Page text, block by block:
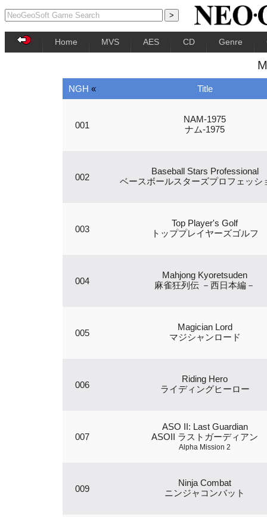
Home MVS AES CD Genre
NGH « Title
001
NAM-1975
ナム-1975
002
Baseball Stars Professional
ベースボールスターズプロフェッシ
003
Top Player's Golf
トッププレイヤーズゴルフ
004
Mahjong Kyoretsuden
麻雀狂列伝 －西日本編－
005
Magician Lord
マジシャンロード
006
Riding Hero
ライディングヒーロー
007
ASO II: Last Guardian
ASOII ラストガーディアン
Alpha Mission 2
009
Ninja Combat
ニンジャコンバット